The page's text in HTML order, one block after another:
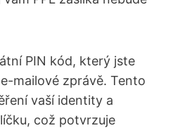
PIN kód, který jste
mailové zprávě. Tento
vaší identity a
což potvrzuje